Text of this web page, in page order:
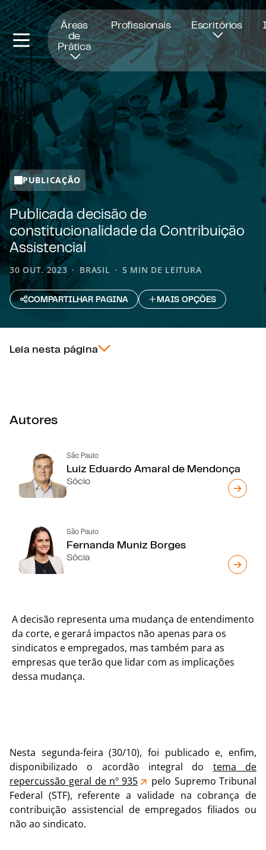
Áreas
de
Prática
Profissionais Escritórios
PUBLICAÇÃO
Publicada decisão de
constitucionalidade da Contribuição
Assistencial
30 OUT. 2023 BRASIL 5 MIN DE LEITURA
COMPARTILHAR PAGINA MAIS OPÇÕES
Leia nesta página
Autores
São Paulo
Luiz Eduardo Amaral de Mendonça
Sócio
São Paulo
Fernanda Muniz Borges
Sócia
A decisão representa uma mudança de entendimento
da corte, e gerará impactos não apenas para os
sindicatos e empregados, mas também para as
empresas que terão que lidar com as implicações
dessa mudança.
Nesta segunda-feira (30/10), foi publicado e, enfim,
disponibilizado o acordão integral do tema de
repercussão geral de nº 935
pelo Supremo Tribunal
Federal (STF), referente a validade na cobrança de
contribuição assistencial de empregados filiados ou
não ao sindicato.
Abre numa nova janela